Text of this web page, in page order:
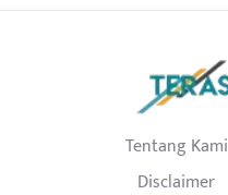
Tentang Kami
Disclaimer